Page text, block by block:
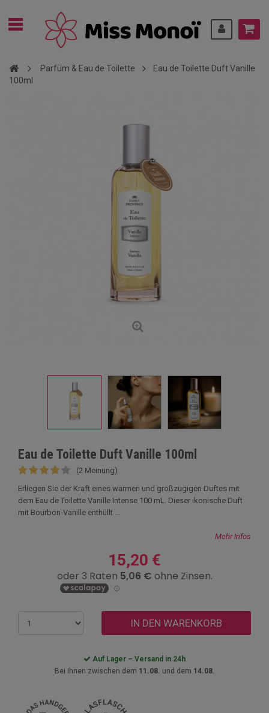
Parfüm & Eau de Toilette
Eau de Toilette Duft Vanille
100ml
Eau de Toilette Duft Vanille 100ml
(2 Meinung)
Erliegen Sie der Kraft eines warmen und großzügigen Duftes mit
dem Eau de Toilette Vanille Intense 100 mL. Dieser ikonische Duft
mit Bourbon-Vanille enthüllt ...
Mehr Infos
15,20 €
IN DEN WARENKORB
Auf Lager – Versand in 24h
Bei Ihnen zwischen dem 11.08. und dem 14.08.